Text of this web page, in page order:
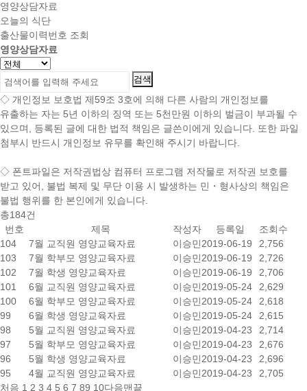
영양상담자료
오늘의 식단
출산물이력번호 조회
영양상담자료
◇ 개인정보 보호법 제59조 3호에 의해 다른 사람의 개인정보를
유출하는 자는 5년 이하의 징역 또는 5천만원 이하의 벌금이 부과될 수
있으며, 등록된 글에 대한 법적 책임은 글쓴이에게 있습니다. 또한 파일
첨부시 반드시 개인정보 유무를 확인해 주시기 바랍니다.
◇ 폰트파일은 저작권법상 컴퓨터 프로그램 저작물로 저작권 보호를
받고 있어, 불법 복제 및 무단 이용 시 발생하는 민・형사상의 책임은
불법 행위를 한 본인에게 있습니다.
총184건
번호
제목 작성자 등록일
조회수
104
7월 교직원 영양교육자료 이승민2019-06-19
2,756
103
7월 학부모 영양교육자료 이승민2019-06-19
2,726
102
7월 학생 영양교육자료 이승민2019-06-19
2,706
101
6월 교직원 영양교육자료 이승민2019-05-24
2,629
100
6월 학부모 영양교육자료 이승민2019-05-24
2,618
99
6월 학생 영양교육자료 이승민2019-05-24
2,615
98
5월 교직원 영양교육자료 이승민2019-04-23
2,714
97
5월 학부모 영양교육자료 이승민2019-04-23
2,676
96
5월 학생 영양교육자료 이승민2019-04-23
2,696
95
4월 교직원 영양교육자료 이승민2019-04-23
2,705
처음 1 2 3 4 5 6 7 89 10다음맨끝